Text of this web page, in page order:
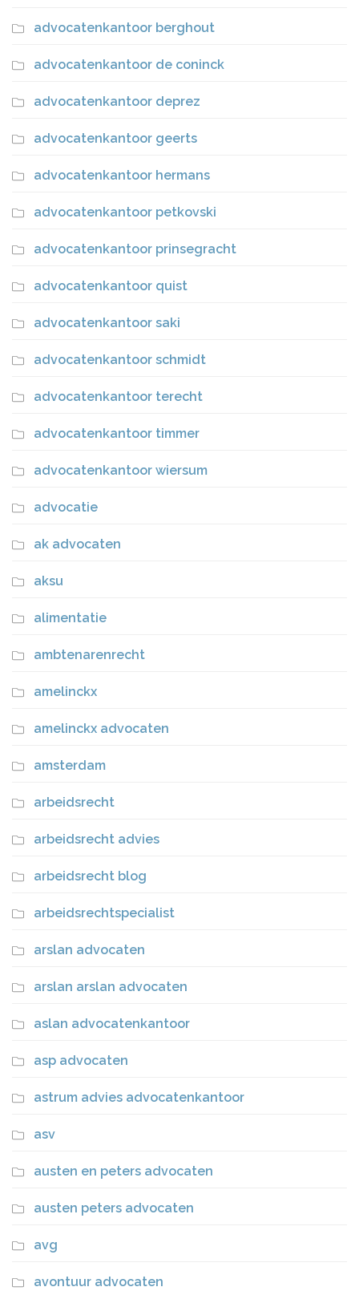
advocatenkantoor berghout
advocatenkantoor de coninck
advocatenkantoor deprez
advocatenkantoor geerts
advocatenkantoor hermans
advocatenkantoor petkovski
advocatenkantoor prinsegracht
advocatenkantoor quist
advocatenkantoor saki
advocatenkantoor schmidt
advocatenkantoor terecht
advocatenkantoor timmer
advocatenkantoor wiersum
advocatie
ak advocaten
aksu
alimentatie
ambtenarenrecht
amelinckx
amelinckx advocaten
amsterdam
arbeidsrecht
arbeidsrecht advies
arbeidsrecht blog
arbeidsrechtspecialist
arslan advocaten
arslan arslan advocaten
aslan advocatenkantoor
asp advocaten
astrum advies advocatenkantoor
asv
austen en peters advocaten
austen peters advocaten
avg
avontuur advocaten